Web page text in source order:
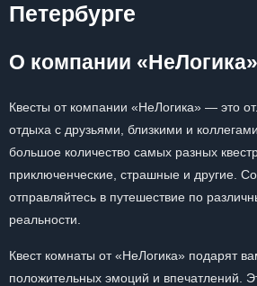
Петербурге
О компании «НеЛогика»
Квесты от компании «НеЛогика» — это
отдыха с друзьями, близкими и
большое количество самых разных
приключенческие, страшные и другие.
отправляйтесь в путешествие по
реальности.
Квест комнаты от «НеЛогика» подарят
положительных эмоций и впечатлений.